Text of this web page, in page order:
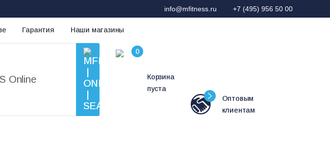
info@mfitness.ru +7 (495) 956 50 00
Гарантия Наши магазины
Корзина
пуста
Оптовым
клиентам